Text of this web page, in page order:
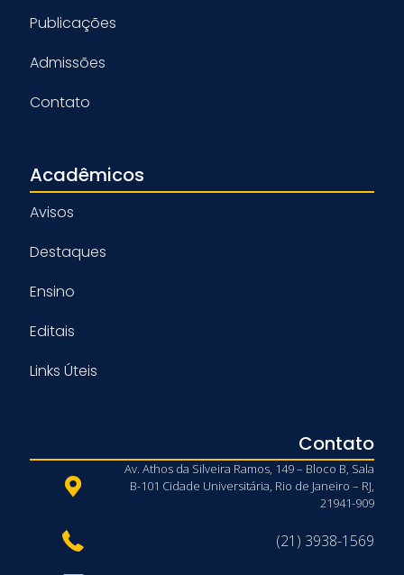
Publicações
Admissões
Contato
Acadêmicos
Avisos
Destaques
Ensino
Editais
Links Úteis
Contato
Av. Athos da Silveira Ramos, 149 – Bloco B, Sala
B-101 Cidade Universitária, Rio de Janeiro – RJ,
21941-909
(21) 3938-1569